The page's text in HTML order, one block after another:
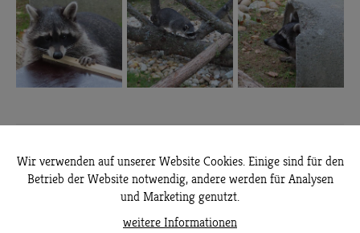
Kleinbären
Wir verwenden auf unserer Website Cookies. Einige sind für den
Betrieb der Website notwendig, andere werden für Analysen
und Marketing genutzt.
weitere Informationen